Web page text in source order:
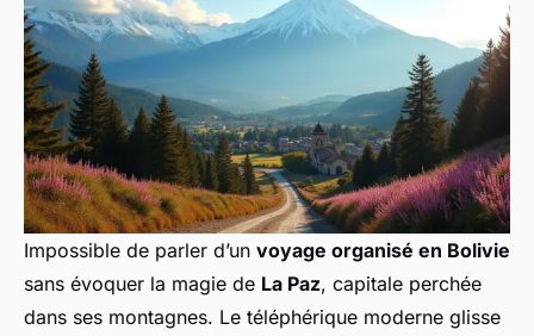
Impossible de parler d’un voyage organisé en Bolivie
sans évoquer la magie de La Paz, capitale perchée
dans ses montagnes. Le téléphérique moderne glisse